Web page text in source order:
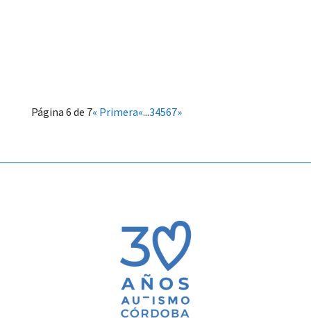
Página 6 de 7« Primera«...34567»